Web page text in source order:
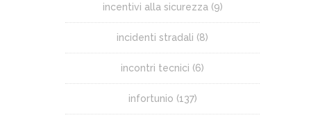
incentivi alla sicurezza(9)
incidenti stradali (8)
incontri tecnici (6)
infortunio (137)